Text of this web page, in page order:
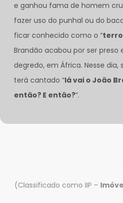
e ganhou fama de homem
fazer uso do punhal ou do
ficar conhecido como o “
Brandão acabou por ser preso
degredo, em África. Nesse dia,
terá cantado “lá vai o João
então? E então?”.
(Classificado como IIP –